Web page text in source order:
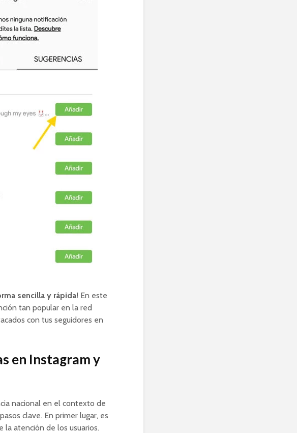
sencilla y rápida! En este
tan popular en la red
con tus seguidores en
en Instagram y
nacional en el contexto de
clave. En primer lugar, es
la atención de los usuarios.